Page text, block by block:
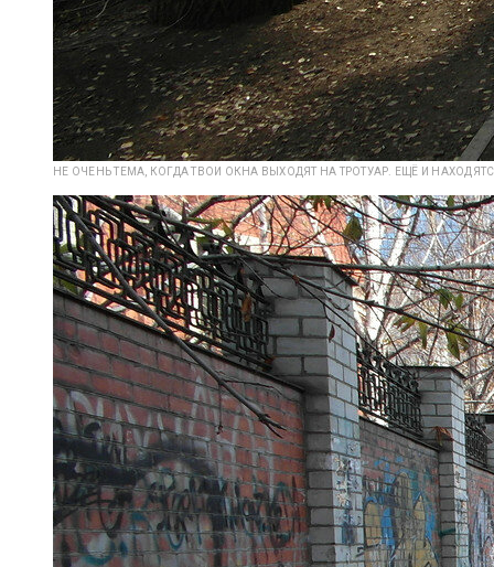
НЕ ОЧЕНЬ ТЕМА, КОГДА ТВОИ ОКНА ВЫХОДЯТ НА ТРОТУАР. ЕЩЁ И